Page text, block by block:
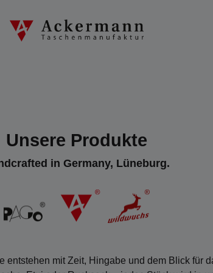
Unsere Produkte
in Germany, Lüneburg.
entstehen mit Zeit, Hingabe und dem Blick für